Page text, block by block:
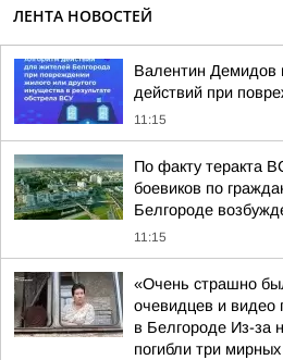
ЛЕНТА НОВОСТЕЙ
Валентин Демидов
действий при
11:15
По факту теракта
боевиков по
Белгороде
11:15
«Очень страшно
очевидцев и видео
в Белгороде Из-за
погибли три